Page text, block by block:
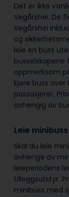
Det er ikke
Vegårshei. De
Vegårshei
og
leie en buss
oppmerksom
kjøre buss
passasjerer.
avhengig av
Leie
Skal du leie
avhenge av
leieperiodens
tilleggsutstyr.
minibuss med